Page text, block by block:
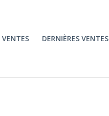
VENTES DERNIÈRES VENTES